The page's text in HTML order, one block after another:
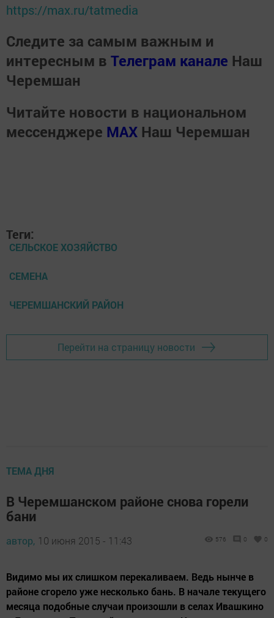
https://max.ru/tatmedia
Следите за самым важным и
интересным в Телеграм канале Наш
Черемшан
Читайте новости в национальном
мессенджере MАХ Наш Черемшан
Теги:
СЕЛЬСКОЕ ХОЗЯЙСТВО
СЕМЕНА
ЧЕРЕМШАНСКИЙ РАЙОН
Перейти на страницу новости
ТЕМА ДНЯ
В Черемшанском районе снова горели
бани
автор, 10 июня 2015 - 11:43 576 0 0
Видимо мы их слишком перекаливаем. Ведь нынче в
районе сгорело уже несколько бань. В начале текущего
месяца подобные случаи произошли в селах Ивашкино